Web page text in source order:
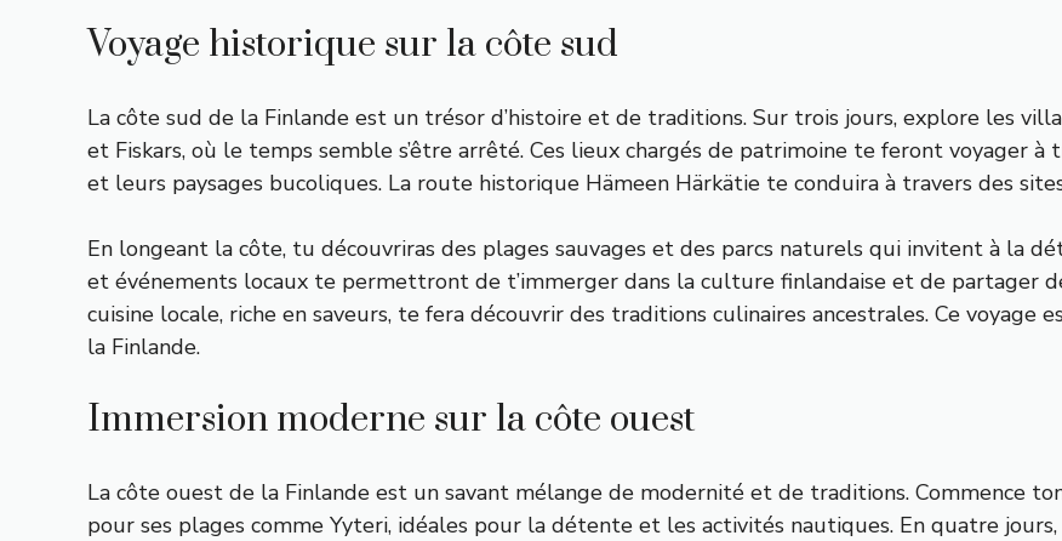
Voyage historique sur la côte sud
La côte sud de la Finlande est un trésor d’histoire et de traditions. Sur trois jours, explore les
et Fiskars, où le temps semble s’être arrêté. Ces lieux chargés de patrimoine te feront voyager à
et leurs paysages bucoliques. La route historique Hämeen Härkätie te conduira à travers des
En longeant la côte, tu découvriras des plages sauvages et des parcs naturels qui invitent à la
et événements locaux te permettront de t’immerger dans la culture finlandaise et de partager
cuisine locale, riche en saveurs, te fera découvrir des traditions culinaires ancestrales. Ce voyage
la Finlande.
Immersion moderne sur la côte ouest
La côte ouest de la Finlande est un savant mélange de modernité et de traditions. Commence
pour ses plages comme Yyteri, idéales pour la détente et les activités nautiques. En quatre